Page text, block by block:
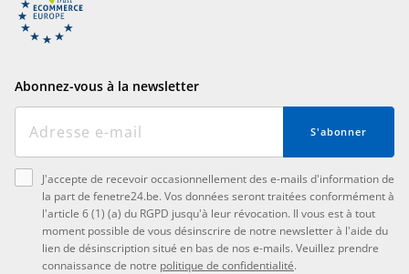
Abonnez-vous à la newsletter
S'abonner
J'accepte de recevoir occasionnellement des e-mails d'information de
la part de fenetre24.be. Vos données seront traitées conformément à
l'article 6 (1) (a) du RGPD jusqu'à leur révocation. Il vous est à tout
moment possible de vous désinscrire de notre newsletter à l'aide du
lien de désinscription situé en bas de nos e-mails. Veuillez prendre
connaissance de notre politique de confidentialité.